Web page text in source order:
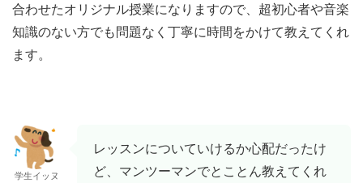
合わせたオリジナル授業になりますので、超初心者や音楽
知識のない方でも問題なく丁寧に時間をかけて教えてくれ
ます。
学生イッヌ
レッスンについていけるか心配だったけ
ど、マンツーマンでとことん教えてくれ